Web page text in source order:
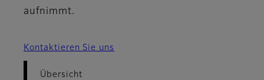
aufnimmt.
Kontaktieren Sie uns
Übersicht